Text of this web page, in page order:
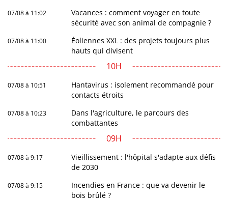
07/08 à 11:02
Vacances : comment voyager en toute
sécurité avec son animal de compagnie ?
07/08 à 11:00
Éoliennes XXL : des projets toujours plus
hauts qui divisent
10H
07/08 à 10:51
Hantavirus : isolement recommandé pour
contacts étroits
07/08 à 10:23
Dans l'agriculture, le parcours des
combattantes
09H
07/08 à 9:17
Vieillissement : l'hôpital s'adapte aux défis
de 2030
07/08 à 9:15
Incendies en France : que va devenir le
bois brûlé ?